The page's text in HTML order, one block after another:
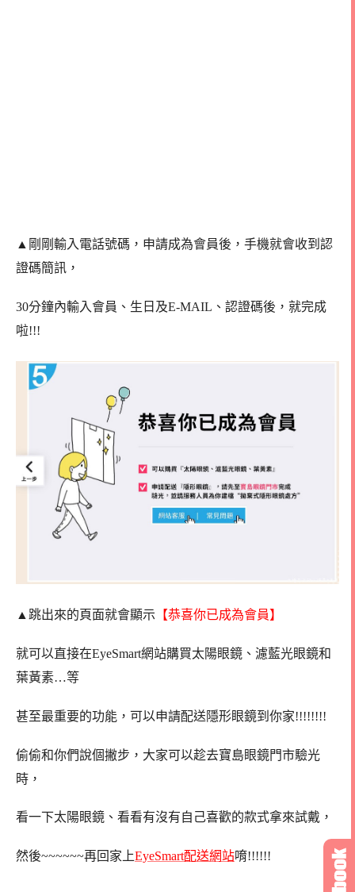
▲剛剛輸入電話號碼，申請成為會員後，手機就會收到認
證碼簡訊，
30分鐘內輸入會員、生日及E-MAIL、認證碼後，就完成
啦!!!
▲跳出來的頁面就會顯示 【恭喜你已成為會員】
就可以直接在EyeSmart網站購買太陽眼鏡、濾藍光眼鏡和
葉黃素…等
甚至最重要的功能，可以申請配送隱形眼鏡到你家!!!!!!!!
偷偷和你們說個撇步，大家可以趁去寶島眼鏡門市驗光
時，
看一下太陽眼鏡、看看有沒有自己喜歡的款式拿來試戴，
然後~~~~~~再回家上EyeSmart配送網站唷!!!!!!